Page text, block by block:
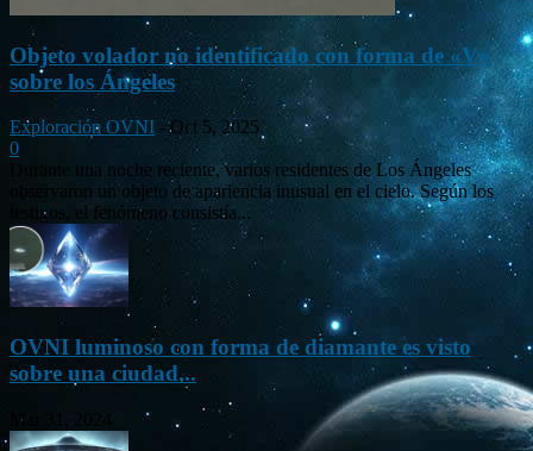
Objeto volador no identificado con forma de «V»
sobre los Ángeles
Exploración OVNI - Oct 5, 2025
0
Durante una noche reciente, varios residentes de Los Ángeles
observaron un objeto de apariencia inusual en el cielo. Según los
testigos, el fenómeno consistía...
OVNI luminoso con forma de diamante es visto
sobre una ciudad...
Mar 31, 2024